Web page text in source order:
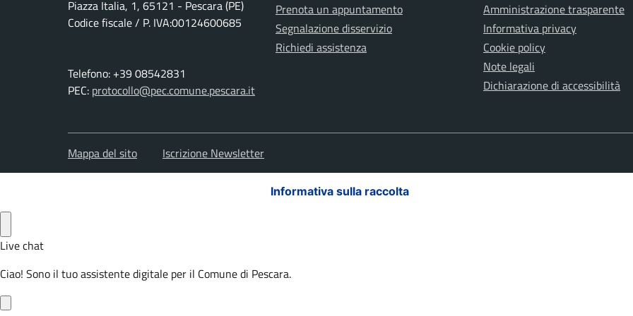
Piazza Italia, 1, 65121 - Pescara (PE)
Codice fiscale / P. IVA:00124600685
Telefono: +39 08542831
PEC: protocollo@pec.comune.pescara.it
Prenota un appuntamento
Segnalazione disservizio
Richiedi assistenza
Amministrazione trasparente
Informativa privacy
Cookie policy
Note legali
Dichiarazione di accessibilità
Mappa del sito Iscrizione Newsletter
Informativa sulla raccolta